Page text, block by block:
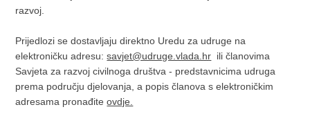
razvoj.
Prijedlozi se dostavljaju direktno Uredu za udruge na
elektroničku adresu:savjet@udruge.vlada.hr ili članovima
Savjeta za razvoj civilnoga društva - predstavnicima udruga
prema području djelovanja, a popis članova s elektroničkim
adresama pronađiteovdje.